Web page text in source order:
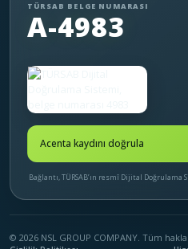
TÜRSAB BELGE NUMARASI
A-4983
Acenta kaydını doğrula
Bağlantı, TÜRSAB’ın resmî Dijital
© 2026 NSL GROUP COMPANY. Tüm